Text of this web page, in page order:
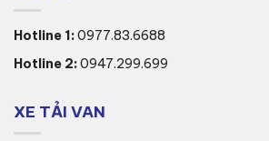
Hotline 1:0977.83.6688
Hotline 2:0947.299.699
XE TẢI VAN